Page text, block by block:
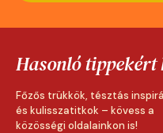
Hasonló tippekért
Főzős trükkök, tésztás
és kulisszatitkok – kövess a
közösségi oldalainkon is!